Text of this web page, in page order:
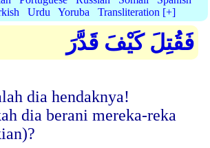
Urdu Yoruba Transliteration [+]
فَقُتِلَ كَيْفَ قَدَّرَ
dia hendaknya!
dia berani mereka-reka